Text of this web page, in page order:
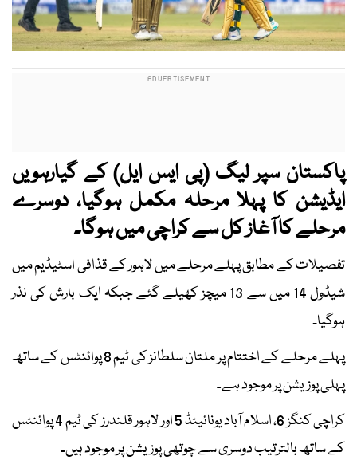
پاکستان سپر لیگ (پی ایس ایل) کے گیارہویں
ایڈیشن کا پہلا مرحلہ مکمل ہوگیا، دوسرے
مرحلے کا آغاز کل سے کراچی میں ہوگا۔
تفصیلات کے مطابق پہلے مرحلے میں لاہور کے قذافی اسٹیڈیم میں
شیڈول 14 میں سے 13 میچز کھیلے گئے جبکہ ایک بارش کی نذر
ہوگیا۔
پہلے مرحلے کے اختتام پر ملتان سلطانز کی ٹیم 8 پوائنٹس کے ساتھ
پہلی پوزیشن پر موجود ہے۔
کراچی کنگز 6، اسلام آباد یونائیٹڈ 5 اور لاہور قلندرز کی ٹیم 4 پوائنٹس
کے ساتھ بالترتیب دوسری سے چوتھی پوزیشن پر موجود ہیں۔